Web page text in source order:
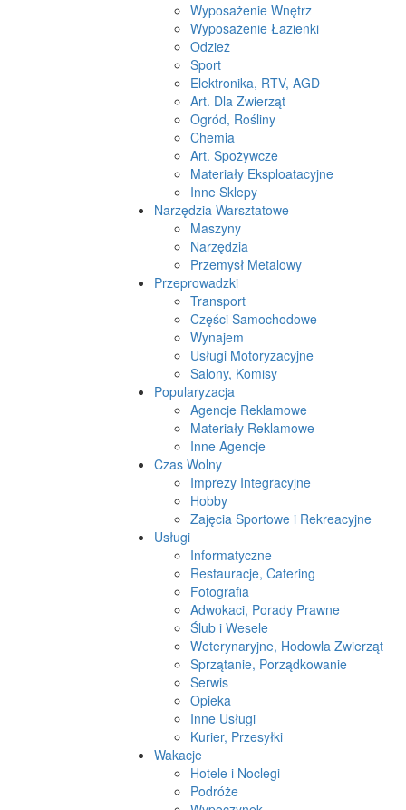
Wyposażenie Wnętrz
Wyposażenie Łazienki
Odzież
Sport
Elektronika, RTV, AGD
Art. Dla Zwierząt
Ogród, Rośliny
Chemia
Art. Spożywcze
Materiały Eksploatacyjne
Inne Sklepy
Narzędzia Warsztatowe
Maszyny
Narzędzia
Przemysł Metalowy
Przeprowadzki
Transport
Części Samochodowe
Wynajem
Usługi Motoryzacyjne
Salony, Komisy
Popularyzacja
Agencje Reklamowe
Materiały Reklamowe
Inne Agencje
Czas Wolny
Imprezy Integracyjne
Hobby
Zajęcia Sportowe i Rekreacyjne
Usługi
Informatyczne
Restauracje, Catering
Fotografia
Adwokaci, Porady Prawne
Ślub i Wesele
Weterynaryjne, Hodowla Zwierząt
Sprzątanie, Porządkowanie
Serwis
Opieka
Inne Usługi
Kurier, Przesyłki
Wakacje
Hotele i Noclegi
Podróże